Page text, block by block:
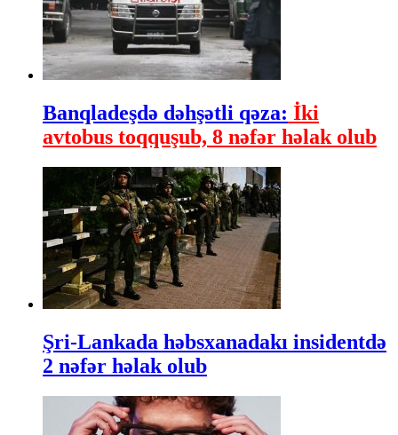
Banqladeşdə dəhşətli qəza: İki
avtobus toqquşub, 8 nəfər həlak olub
Şri-Lankada həbsxanadakı insidentdə
2 nəfər həlak olub